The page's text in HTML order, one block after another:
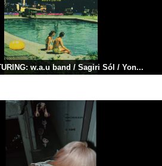
w.a.u band / Sagiri Sól / Yon...